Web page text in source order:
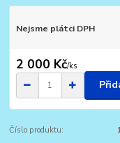
Nejsme plátci DPH
2 000 Kč/ks
Číslo produktu: